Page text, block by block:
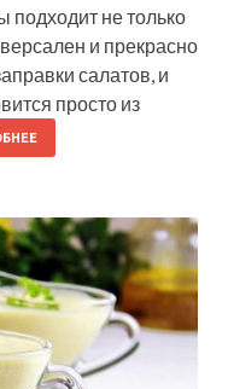
подходит не только
и прекрасно
салатов, и
просто из